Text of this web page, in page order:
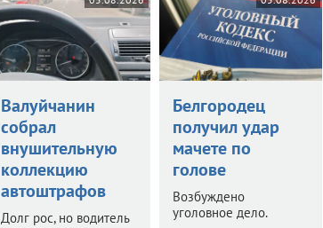
Валуйчанин
собрал
внушительную
коллекцию
автоштрафов
Долг рос, но водитель
Белгородец
получил удар
мачете по
голове
Возбуждено
уголовное дело.